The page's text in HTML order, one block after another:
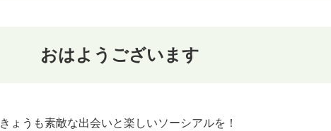
おはようございます
きょうも素敵な出会いと楽しいソーシアルを！